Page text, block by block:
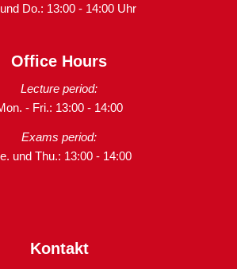
Do.: 13:00 - 14:00 Uhr
Office Hours
Lecture period:
- Fri.: 13:00 - 14:00
Exams period:
und Thu.: 13:00 - 14:00
Kontakt